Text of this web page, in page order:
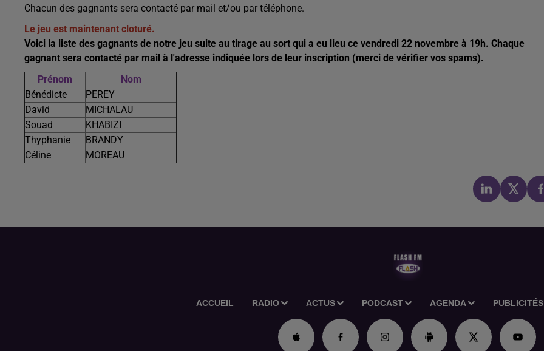
Chacun des gagnants sera contacté par mail et/ou par téléphone.
Le jeu est maintenant cloturé.
Voici la liste des gagnants de notre jeu suite au tirage au sort qui a eu lieu ce vendredi 22 novembre à 19h. Chaque
gagnant sera contacté par mail à l'adresse indiquée lors de leur inscription (merci de vérifier vos spams).
Prénom
Nom
Bénédicte
PEREY
David
MICHALAU
Souad
KHABIZI
Thyphanie
BRANDY
Céline
MOREAU
ACCUEIL RADIO ACTUS PODCAST AGENDA PUBLICITÉS